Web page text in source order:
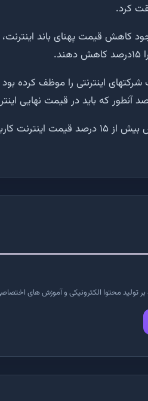
کرد.
کاهش قیمت پهنای باند
را وعده داده بود.
محتوا الکترونیکی و آموزش های اختصاصی